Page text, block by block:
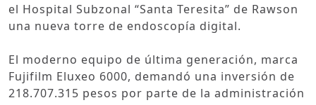
el Hospital Subzonal “Santa Teresita” de Rawson
una nueva torre de endoscopía digital.
El moderno equipo de última generación, marca
Fujifilm Eluxeo 6000, demandó una inversión de
218.707.315 pesos por parte de la administración